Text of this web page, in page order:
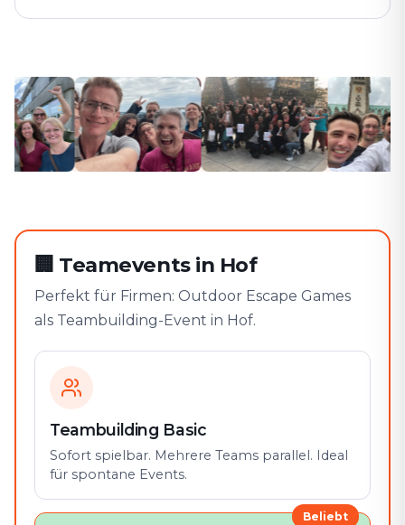
🏢 Teamevents in Hof
Perfekt für Firmen: Outdoor Escape Games
als Teambuilding-Event in Hof.
Teambuilding Basic
Sofort spielbar. Mehrere Teams parallel. Ideal
für spontane Events.
Beliebt